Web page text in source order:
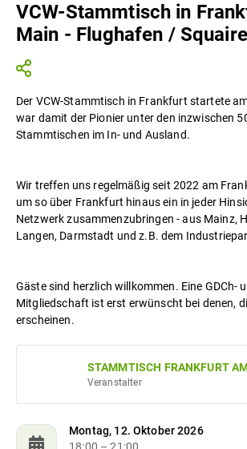
VCW-Stammtisch in
Main - Flughafen / Squaire
Der VCW-Stammtisch in Frankfurt startete
war damit der Pionier unter den inzwischen
Stammtischen im In- und Ausland.
Wir treffen uns regelmäßig seit 2022 am
um so über Frankfurt hinaus ein in jeder
Netzwerk zusammenzubringen - aus Mainz,
Langen, Darmstadt und z.B. dem
Gäste sind herzlich willkommen. Eine GDCh-
Mitgliedschaft ist erst erwünscht bei denen,
erscheinen.
Veranstalter
STAMMTISCH FRANKFURT
Montag, 12. Oktober 2026